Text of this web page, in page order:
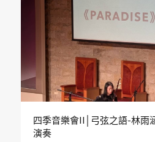
四季音樂會II│弓弦之語-林雨
演奏